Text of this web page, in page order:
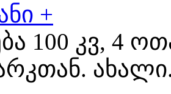
+
100 კვ, 4